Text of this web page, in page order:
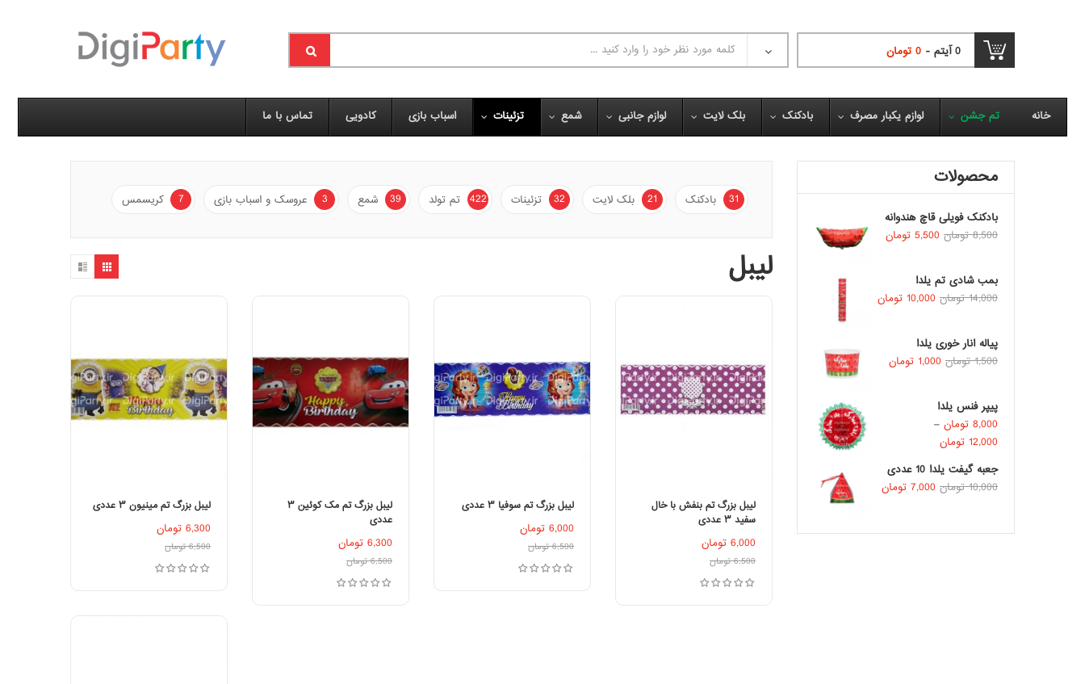
0آیتم - 0 تومان
خانه تم جشن لوازم یکبار مصرف بادکنک بلک لایت لوازم جانبی شمع تزئینات اسباب بازی کادویی تماس با ما
محصولات
بادکنک فویلی قاچ هندوانه
8,500 تومان 5,500 تومان
بمب شادی تم یلدا
14,000 تومان 10,000 تومان
پیاله انار خوری یلدا
1,500 تومان 1,000 تومان
پیپر فنس یلدا
8,000 تومان –
12,000 تومان
جعبه گیفت یلدا 10 عددی
10,000 تومان 7,000 تومان
بادکنک 31 بلک لایت 21 تزئینات 32 تم تولد 422 شمع 39 عروسک و اسباب بازی 3 کریسمس 7
لیبل
افزودن به سبد خرید
لیبل بزرگ تم بنفش با خال
سفید ۳ عددی
6,000 تومان
6,500 تومان
افزودن به سبد خرید
لیبل بزرگ تم سوفیا ۳ عددی
6,000 تومان
6,500 تومان
لیبل بزرگ تم مک کوئین ۳
عددی
6,300 تومان
6,500 تومان
افزودن به سبد خرید
لیبل بزرگ تم مینیون ۳ عددی
6,300 تومان
6,500 تومان